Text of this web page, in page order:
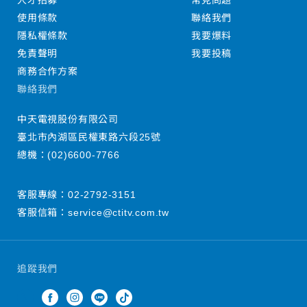
追蹤我們
使用條款
隱私權條款
免責聲明
商務合作方案
聯絡我們
我要爆料
我要投稿
聯絡我們
中天電視股份有限公司
臺北市內湖區民權東路六段25號
總機：(02)6600-7766
客服專線： 02-2792-3151
客服信箱： service@ctitv.com.tw